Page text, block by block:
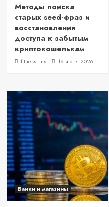
Методы поиска
старых seed-фраз и
восстановления
доступа к забытым
криптокошелькам
fitness_insi 18 июня 2026
Банки и магазины